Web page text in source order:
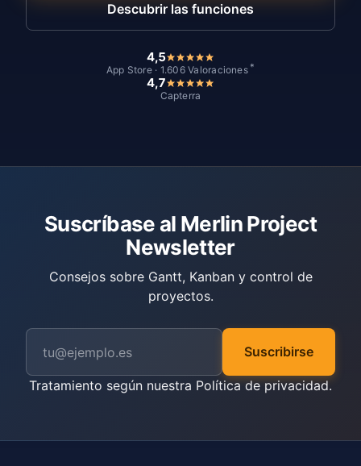
Descubrir las funciones
4,5
App Store · 1.606 Valoraciones *
4,7
Capterra
Suscríbase al Merlin Project
Newsletter
Consejos sobre Gantt, Kanban y control de
proyectos.
Suscribirse
Tratamiento según nuestra Política de privacidad.